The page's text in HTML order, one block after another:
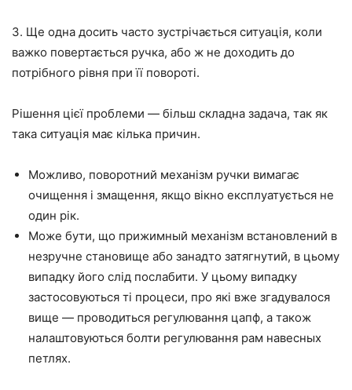
3. Ще одна досить часто зустрічається ситуація, коли
важко повертається ручка, або ж не доходить до
потрібного рівня приїї повороті.
Рішення цієї проблеми — більш складна задача, так як
така ситуація має кілька причин.
Можливо, поворотний механізм ручки вимагає
очищення і змащення, якщо вікно експлуатується не
один рік.
Може бути, що прижимный механізм встановлений в
незручне становище або занадто затягнутий, в цьому
випадку його слід послабити. У цьому випадку
застосовуються ті процеси, про які вже згадувалося
вище — проводиться регулювання цапф, а також
налаштовуються болти регулювання рам навесных
петлях.